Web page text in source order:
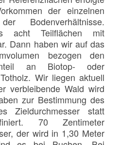
der einzelnen
Bodenverhältnisse.
acht Teilflächen mit
Dann haben wir auf das
bezogen den
an Biotop- oder
Wir liegen aktuell
verbleibende Wald wird
zur Bestimmung des
Zieldurchmesser statt
70 Zentimeter
der wird in 1,30 Meter